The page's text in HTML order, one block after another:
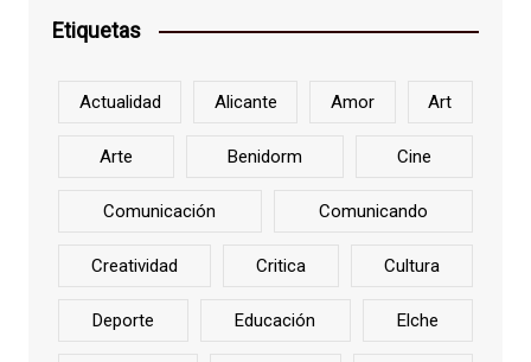
Etiquetas
Actualidad Alicante Amor Art
Arte Benidorm Cine
Comunicación Comunicando
Creatividad Critica Cultura
Deporte Educación Elche